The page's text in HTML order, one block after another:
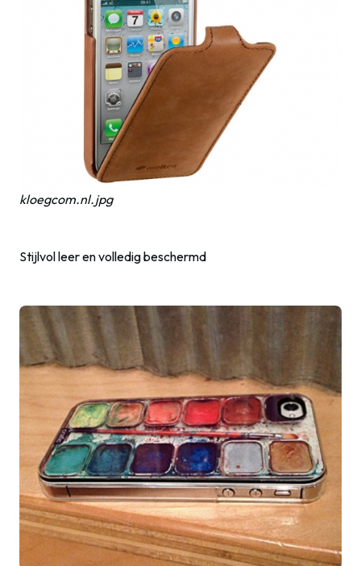
kloegcom.nl.jpg
Stijlvol leer en volledig beschermd